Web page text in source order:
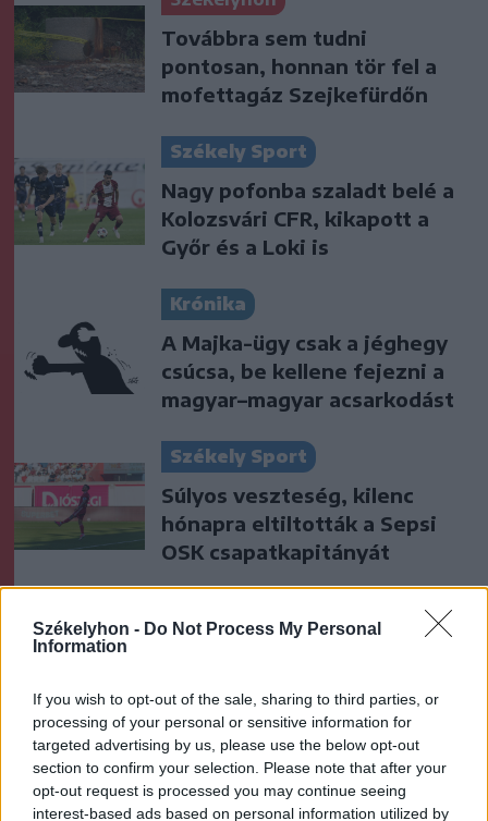
Székelyhon - Do Not Process My Personal
Information
If you wish to opt-out of the sale, sharing to third parties, or
processing of your personal or sensitive information for
targeted advertising by us, please use the below opt-out
section to confirm your selection. Please note that after your
opt-out request is processed you may continue seeing
interest-based ads based on personal information utilized by
Továbbra sem tudni
pontosan, honnan tör fel a
mofettagáz Szejkefürdőn
Székely Sport
Nagy pofonba szaladt belé a
Kolozsvári CFR, kikapott a
Győr és a Loki is
Krónika
A Majka-ügy csak a jéghegy
csúcsa, be kellene fejezni a
magyar–magyar acsarkodást
Székely Sport
Súlyos veszteség, kilenc
hónapra eltiltották a Sepsi
OSK csapatkapitányát